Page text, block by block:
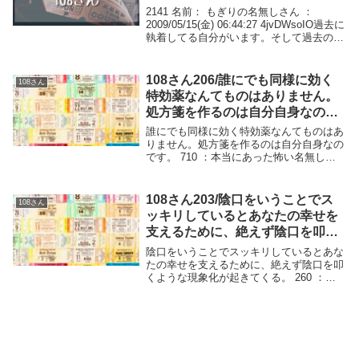
2141 名前： もぎりの名無しさん ：
2009/05/15(金) 06:44:27 4jvDWsoIO過去に
執着してる自分がいます。そして過去の自
縁希望です。この...
108さん
108さん206/誰にでも同様に効く
特効薬なんてものはありません。
処方箋を作るのは自分自身なので
す。
誰にでも同様に効く特効薬なんてものはあ
りません。処方箋を作るのは自分自身なの
です。 710 ：本当にあった怖い名無し：
合に...
108さん
108さん203/陰口をいうことでス
ッキリしているとあなたの幸せを
支えるために、絶えず陰口を叩く
ような現象化が起きてくる。
陰口をいうことでスッキリしているとあな
たの幸せを支えるために、絶えず陰口を叩
くような現象化が起きてくる。 260 ：本